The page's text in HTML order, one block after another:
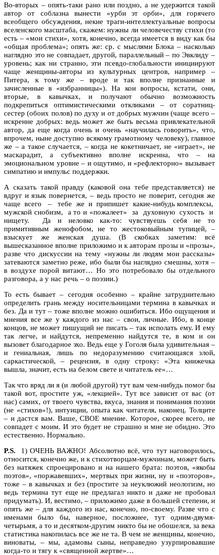
Во-вторых – опять-таки рано или поздно, а не удержится такой
автор от соблазна вынести «урби эт орби», для горячего
всеобщего обсуждения, некие траги-интеллектуальные вопросы
вселенского масштаба, скажем: нужны ли человечеству стихи (то
есть – «мои стихи», хотя, конечно, всегда имеется в виду как бы
«общая проблема»; опять же: ср. с мыслями Блока – насколько
наглядно это не совпадает, другой, параллельный – по Эвклиду –
уровень; как ни странно, эти псевдо-глобальности инициируют
чаще женщины-авторы из культурных центров, например –
Питера, к тому же – вроде и так вполне признанные и
зачисленные в «избранницы»). На кои вопросы, кстати, они,
вторые, в кавычках, и получают обычно возможность
подкрепиться оптимистическими откликами – от соратниц-
сестер (обоих полов) по духу и от добрых мужчин (чаще всего –
искренне добрых: ведь может же быть весьма привлекательной
автор, да еще когда очень и очень «научилась говорить», что,
впрочем, ныне доступно всякому грамотному человеку), главное
же – а такое случается, – когда не кокетничает, не «играет», не
маскарадит, а субъективно вполне искренна, что – на
эмоциональном уровне – и ощутимо, и «рефлекторно» вызывает
симпатию и импульс поддержки.
А сказать такой правду (каковой она тебе представляется) не
вдруг и язык повернется, – ведь просто не поверит, сегодня же
чаще всего – тебе же и припишет какие-нибудь комплексы,
мужской снобизм, а то и «пожалеет» за духовную сухость и
нищету. Да и неловко как-то: чувствуешь себя не то
примитивным женофобом, не то жестоковыйным тупицей, –
взыскует же женская душа. (В скобках заметим: всё
вышесказанное вполне приложимо и к авторам прозы и «прозы»,
разве что дискуссии на тему «нужны ли людям мои рассказы»
затеваются заметно реже, ибо были бы наглядно смешны, хотя –
в воздухе порой витают… Но это потребовало бы отдельного
разговора, а у нас речь – о поэзии.)
То есть бывает – сегодня особенно – крайне затруднительно
определить грань между носительницами термина в кавычках и
без. Да и тут – тоже вполне можно ошибиться. Ибо ощущения и
мнения все же у каждого из нас – свои, личные. Ибо, в конце
концов, не может пишущий не писать – так исполать ему. И ему
так легче, и найдутся, непременно найдутся те, в ком и он
вызовет благодарное эхо. Ведь еще у Гоголя была удивительная –
и гениальная, лишь по недоразумению считающаяся злой,
саркастической, – рецензия, в одну строку: «Эта книжечка
вышла, значит, есть на белом свете и читатель ее»…
Так что вряд ли я (и любой другой) тут вам чем-нибудь помог бы
такой вот, простите уж, «лекцией». Тут все зависит от вас (от
нас) самих, от твоего чувства, вкуса, знания и понимания поэзии
(не «стихов»!), интуиции, опыта как читателя, наконец. Толците
– и дастся вам. Ваше, СВОЕ мнение. Которое, скорее всего, не
совпадет с моим. И это будет не страшно и мне не обидно. Это
естественно. Нормально.
P.S.
1) ОЧЕНЬ ВАЖНО! Абсолютно всё, что тут наговорилось,
относится, конечно же, и к стихотворцам-мужчинам, может быть
без натяжек спроецировано и на нашего брата: поэтов, «якобы
поэтов», «поржавевших», мертвых при жизни, ну и «поэторов»,
тоже – в кавычках и без (простите за неуклюжий неологизм, но
ведь термина тут еще не предлагал никто и даже не пробовал
придумать). И, вестимо, – приложимо даже в большей степени, и
опять же – для каждого из нас, конечно, по-своему. Разве что с
именами было бы, наверное, посложнее, тут одним-двумя-
четырьмя, а то и десятком-другим никто бы не обошелся, за века
статистика накопилась все же не та. В чем не женщины, конечно,
виноваты, – мы, адамовы сыны, неправедно узурпировавшие
когда-то и тягу к «священной жертве»…